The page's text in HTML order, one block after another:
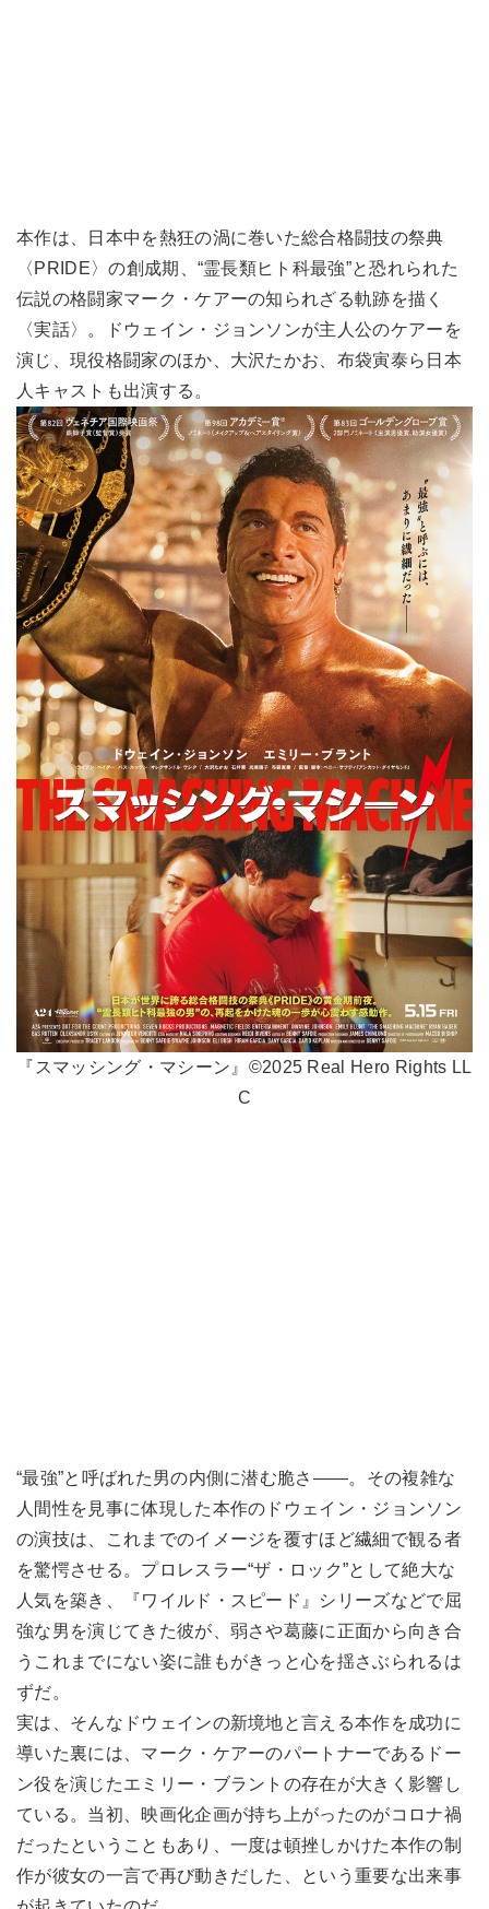
本作は、日本中を熱狂の渦に巻いた総合格闘技の祭典
〈PRIDE〉の創成期、“霊長類ヒト科最強”と恐れられた
伝説の格闘家マーク・ケアーの知られざる軌跡を描く
〈実話〉。ドウェイン・ジョンソンが主人公のケアーを
演じ、現役格闘家のほか、大沢たかお、布袋寅泰ら日本
人キャストも出演する。
『スマッシング・マシーン』©2025 Real Hero Rights LL
C
“最強”と呼ばれた男の内側に潜む脆さ――。その複雑な
人間性を見事に体現した本作のドウェイン・ジョンソン
の演技は、これまでのイメージを覆すほど繊細で観る者
を驚愕させる。プロレスラー“ザ・ロック”として絶大な
人気を築き、『ワイルド・スピード』シリーズなどで屈
強な男を演じてきた彼が、弱さや葛藤に正面から向き合
うこれまでにない姿に誰もがきっと心を揺さぶられるは
ずだ。
実は、そんなドウェインの新境地と言える本作を成功に
導いた裏には、マーク・ケアーのパートナーであるドー
ン役を演じたエミリー・ブラントの存在が大きく影響し
ている。当初、映画化企画が持ち上がったのがコロナ禍
だったということもあり、一度は頓挫しかけた本作の制
作が彼女の一言で再び動きだした、という重要な出来事